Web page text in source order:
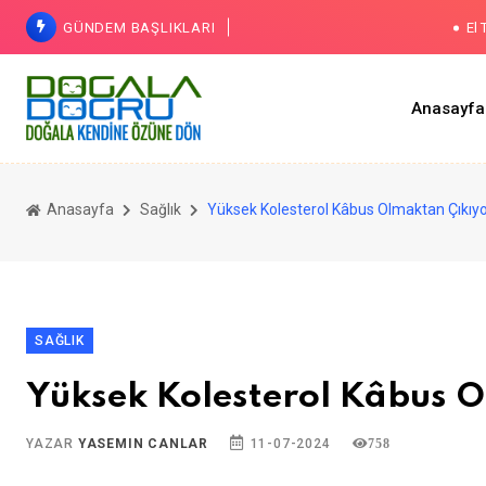
GÜNDEM BAŞLIKLARI El
Anasayfa
Anasayfa Sağlık Yüksek Kolesterol Kâbus Olmaktan
SAĞLIK
Yüksek Kolesterol Kâbus
YAZAR YASEMIN CANLAR 11-07-2024 758